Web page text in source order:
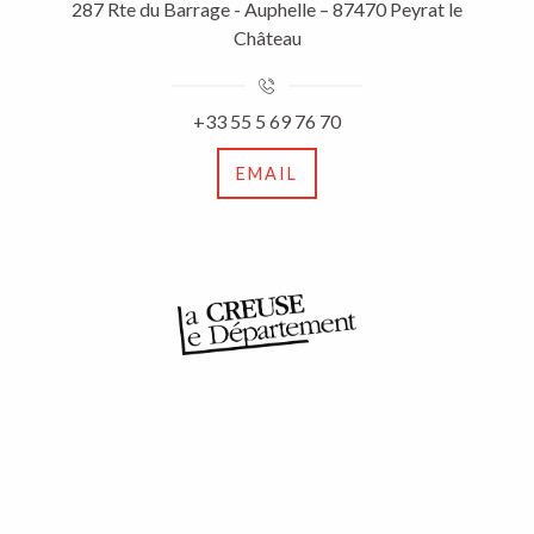
287 Rte du Barrage - Auphelle – 87470 Peyrat le
Château
+33 55 5 69 76 70
EMAIL